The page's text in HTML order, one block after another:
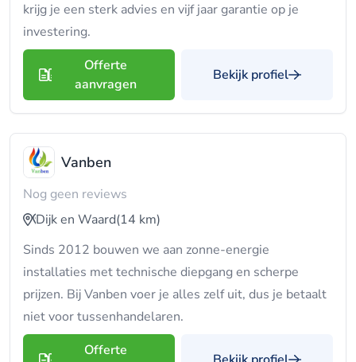
krijg je een sterk advies en vijf jaar garantie op je
investering.
Offerte
aanvragen
Bekijk profiel
Vanben
Nog geen reviews
Dijk en Waard(14 km)
Sinds 2012 bouwen we aan zonne-energie
installaties met technische diepgang en scherpe
prijzen. Bij Vanben voer je alles zelf uit, dus je betaalt
niet voor tussenhandelaren.
Offerte